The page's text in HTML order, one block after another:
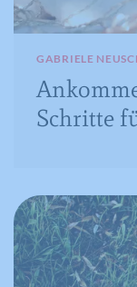
GABRIELE
Schritte